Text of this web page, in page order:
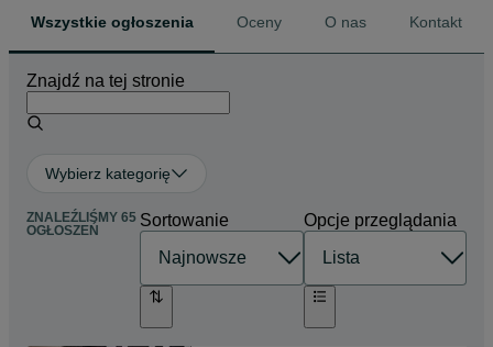
Wszystkie ogłoszenia Oceny O nas Kontakt
Znajdź na tej stronie
Wybierz kategorię
ZNALEŹLIŚMY 65
OGŁOSZEŃ
Sortowanie Opcje przeglądania